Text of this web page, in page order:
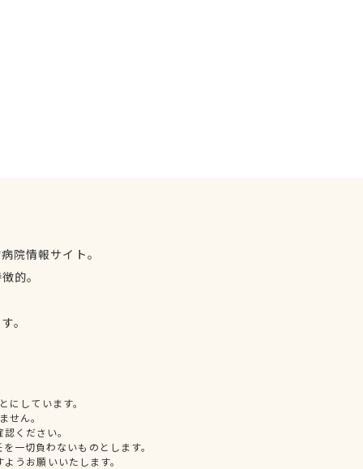
院情報サイト。
的。
。
しています。
せん。
ください。
一切負わないものとします。
うお願いいたします。